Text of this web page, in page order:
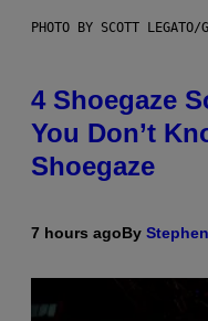
PHOTO BY SCOTT LEGATO/
4 Shoegaze
You Don’t
Shoegaze
7 hours agoBy